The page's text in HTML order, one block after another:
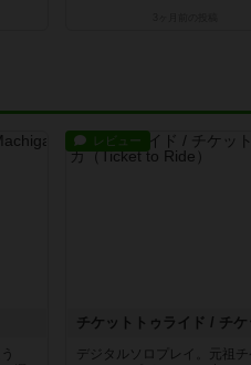
レビュー
デジタルソロプレイ。元祖チ